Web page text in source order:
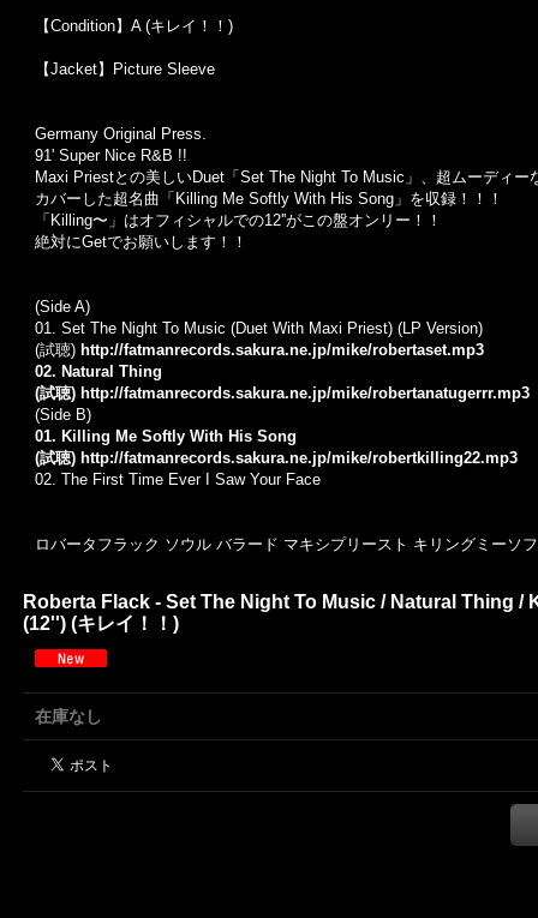
【Condition】A (キレイ！！)
【Jacket】Picture Sleeve
Germany Original Press.
91' Super Nice R&B !!
Maxi Priestとの美しいDuet 「 Set The Night To Music 」、超ムーディ
カバーした超名曲「 Killing Me Softly With His Song 」を収録！！！
「 Killing〜」はオフィシャルでの12''がこの盤オンリー！！
絶対にGetでお願いします！！
(Side A)
01. Set The Night To Music (Duet With Maxi Priest) (LP Version)
(試聴) http://fatmanrecords.sakura.ne.jp/mike/robertaset.mp3
02. Natural Thing
(試聴) http://fatmanrecords.sakura.ne.jp/mike/robertanatugerrr.mp3
(Side B)
01. Killing Me Softly With His Song
(試聴) http://fatmanrecords.sakura.ne.jp/mike/robertkilling22.mp3
02. The First Time Ever I Saw Your Face
ロバータフラック ソウル バラード マキシプリースト キリングミーソ
Roberta Flack - Set The Night To Music / Natural Thing
(12'') (キレイ！！)
在庫なし